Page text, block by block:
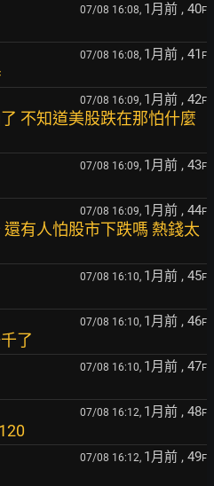
07/08 16:08, 1月前 , 40F
07/08 16:08, 1月前 , 41 F
07/08 16:09, 1月前 , 42F
不知道美股跌在那怕什麼
07/08 16:09, 1月前 , 43F
07/08 16:09, 1月前 , 44F
有人怕股市下跌嗎 熱錢太
07/08 16:10, 1月前 , 45F
07/08 16:10, 1月前 , 46F
了
07/08 16:10, 1月前 , 47F
07/08 16:12, 1月前 , 48F
07/08 16:12, 1月前 , 49F